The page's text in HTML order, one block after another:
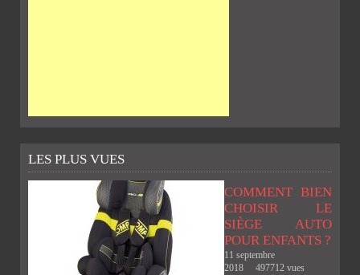
LES PLUS VUES
COMMENT BIEN
CHOISIR LE
SIÈGE AUTO
POUR ENFANTS ?
11 septembre
2018
497712 vues